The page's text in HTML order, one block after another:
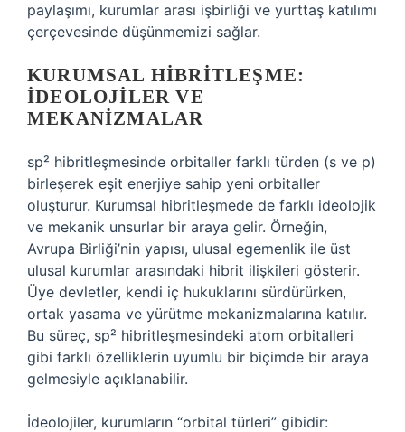
paylaşımı, kurumlar arası işbirliği ve yurttaş katılımı
çerçevesinde düşünmemizi sağlar.
KURUMSAL HIBRITLEŞME:
İDEOLOJILER VE
MEKANIZMALAR
sp² hibritleşmesinde orbitaller farklı türden (s ve p)
birleşerek eşit enerjiye sahip yeni orbitaller
oluşturur. Kurumsal hibritleşmede de farklı ideolojik
ve mekanik unsurlar bir araya gelir. Örneğin,
Avrupa Birliği’nin yapısı, ulusal egemenlik ile üst
ulusal kurumlar arasındaki hibrit ilişkileri gösterir.
Üye devletler, kendi iç hukuklarını sürdürürken,
ortak yasama ve yürütme mekanizmalarına katılır.
Bu süreç, sp² hibritleşmesindeki atom orbitalleri
gibi farklı özelliklerin uyumlu bir biçimde bir araya
gelmesiyle açıklanabilir.
İdeolojiler, kurumların “orbital türleri” gibidir: